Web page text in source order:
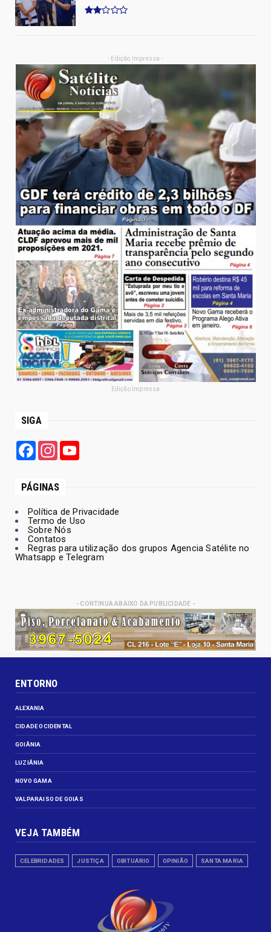
- Edição Impressa -
Edição Impressa
SIGA
FacebookInstagram
PÁGINAS
Política de Privacidade
Termo de Uso
Sobre Nós
Contatos
Regras para utilização dos grupos Agencia Satélite no
Whatsapp e Telegram
- CONTINUA ABAIXO DA PUBLICIDADE -
ENTORNO
ALEXANIA
CIDADE OCIDENTAL
GOIÂNIA
LUZIÂNIA
NOVO GAMA
VALPARAISO DE GOIÁS
VEJA TAMBÉM
CELEBRIDADES JUSTIÇA OBITUÁRIO OPINIÃO SANTA MARIA